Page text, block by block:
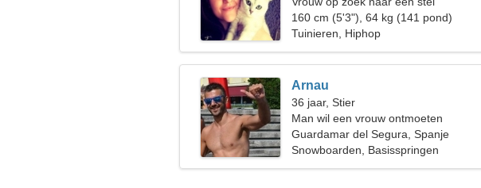
160 cm (5'3"), 64 kg (141 pond)
Tuinieren, Hiphop
Arnau
36 jaar, Stier
Man wil een vrouw ontmoeten
Guardamar del Segura, Spanje
Snowboarden, Basisspringen